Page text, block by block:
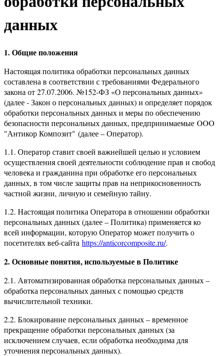
данных
1. Общие положения
Настоящая политика обработки персональных данных
составлена в соответствии с требованиями Федерального
закона от 27.07.2006. №152-ФЗ «О персональных данных»
(далее - Закон о персональных данных) и определяет порядок
обработки персональных данных и меры по обеспечению
безопасности персональных данных, предпринимаемые OOO
"Антикор Композит" (далее – Оператор).
1.1. Оператор ставит своей важнейшей целью и условием
осуществления своей деятельности соблюдение прав и свобод
человека и гражданина при обработке его персональных
данных, в том числе защиты прав на неприкосновенность
частной жизни, личную и семейную тайну.
1.2. Настоящая политика Оператора в отношении обработки
персональных данных (далее – Политика) применяется ко
всей информации, которую Оператор может получить о
посетителях веб-сайта https://anticorcomposite.ru/.
2. Основные понятия, используемые в Политике
2.1. Автоматизированная обработка персональных данных –
обработка персональных данных с помощью средств
вычислительной техники.
2.2. Блокирование персональных данных – временное
прекращение обработки персональных данных (за
исключением случаев, если обработка необходима для
уточнения персональных данных).